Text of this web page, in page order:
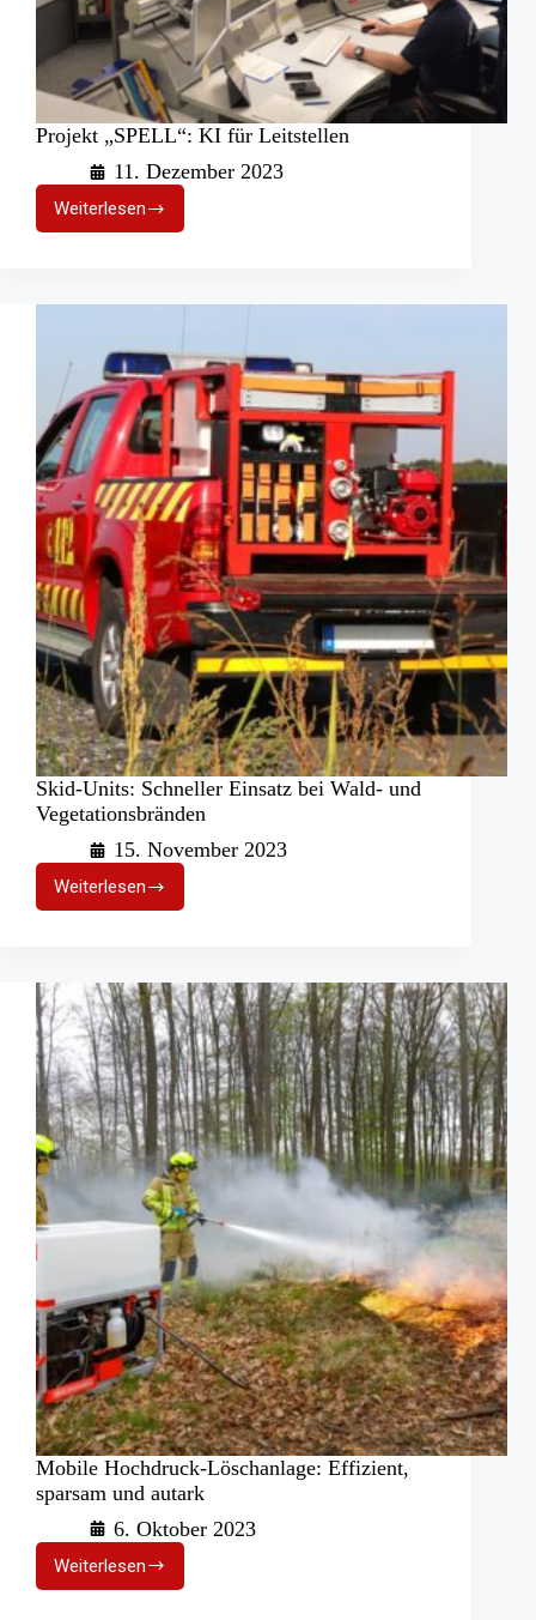
Projekt „SPELL“: KI für Leitstellen
11. Dezember 2023
Weiterlesen
Projekt
„SPELL“:
Leitstellen
Skid-Units: Schneller Einsatz bei Wald- und
Vegetationsbränden
15. November 2023
Weiterlesen
Skid-
Units:
bei
Wald-
und
Vegetationsbränden
Mobile Hochdruck-Löschanlage: Effizient,
sparsam und autark
6. Oktober 2023
Weiterlesen
Mobile
Hochdruck-